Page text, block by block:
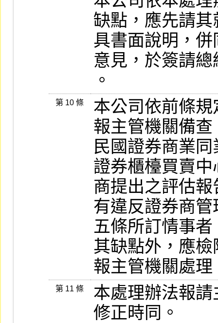
缺點，應先請
具書面說明，
意見，於簽請
。
第 10 條
本公司依前條
報主管機關備
民國證券商業
證券櫃檯買賣
商提出之評估
有違反證券商
五條所訂情事
其缺點外，應
報主管機關處理
第 11 條
本處理辦法報
修正時同。